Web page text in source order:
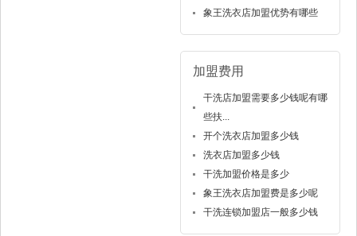
象王洗衣店加盟优势有哪些
加盟费用
干洗店加盟需要多少钱呢有哪
些扶...
开个洗衣店加盟多少钱
洗衣店加盟多少钱
干洗加盟价格是多少
象王洗衣店加盟费是多少呢
干洗连锁加盟店一般多少钱